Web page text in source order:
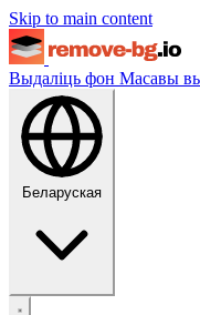
Skip to main content
Выдаліць фон Масавы
Беларуская